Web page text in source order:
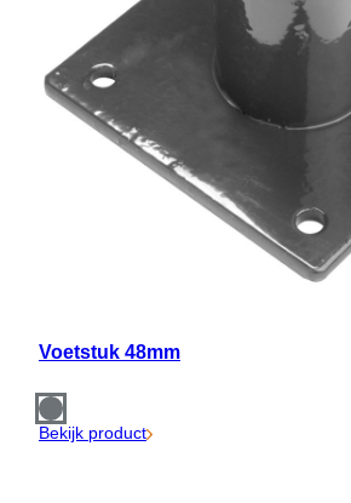
Voetstuk 48mm
Bekijk product